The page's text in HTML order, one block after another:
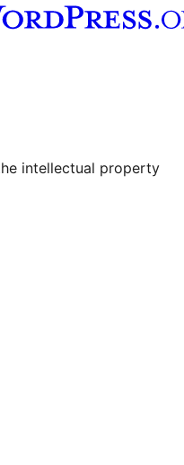
channel
Tumblr account
intellectual property